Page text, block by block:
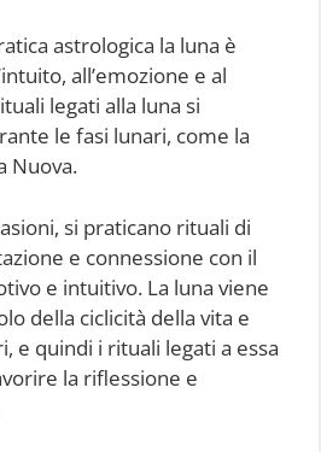
astrologica la luna è
all’emozione e al
legati alla luna si
le fasi lunari, come la
Nuova.
si praticano rituali di
e connessione con il
e intuitivo. La luna viene
della ciclicità della vita e
e quindi i rituali legati a essa
la riflessione e